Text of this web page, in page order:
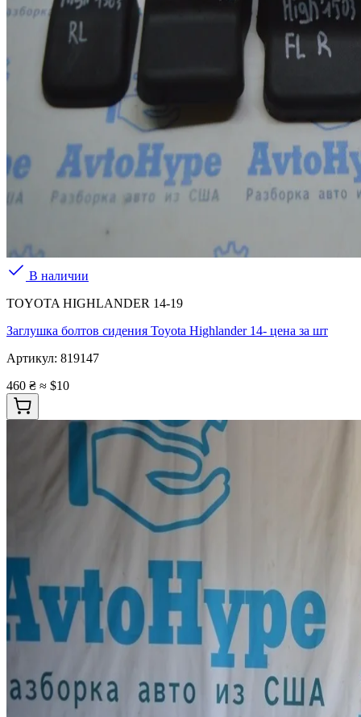
В наличии
TOYOTA HIGHLANDER 14-19
Заглушка болтов сидения Toyota Highlander 14- цена за шт
Артикул: 819147
460 ₴ ≈ $10